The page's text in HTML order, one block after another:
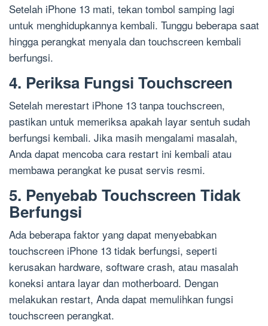
Setelah iPhone 13 mati, tekan tombol samping lagi
untuk menghidupkannya kembali. Tunggu beberapa saat
hingga perangkat menyala dan touchscreen kembali
berfungsi.
4. Periksa Fungsi Touchscreen
Setelah merestart iPhone 13 tanpa touchscreen,
pastikan untuk memeriksa apakah layar sentuh sudah
berfungsi kembali. Jika masih mengalami masalah,
Anda dapat mencoba cara restart ini kembali atau
membawa perangkat ke pusat servis resmi.
5. Penyebab Touchscreen Tidak
Berfungsi
Ada beberapa faktor yang dapat menyebabkan
touchscreen iPhone 13 tidak berfungsi, seperti
kerusakan hardware, software crash, atau masalah
koneksi antara layar dan motherboard. Dengan
melakukan restart, Anda dapat memulihkan fungsi
touchscreen perangkat.